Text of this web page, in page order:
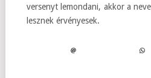
versenyt lemondani, akkor a
lesznek érvényesek.